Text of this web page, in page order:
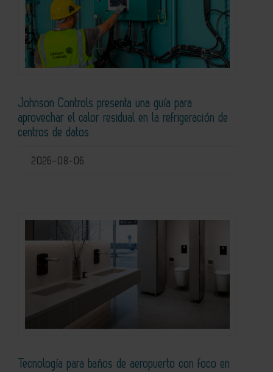
Johnson Controls presenta una guía para
aprovechar el calor residual en la refrigeración de
centros de datos
2026-08-06
Tecnología para baños de aeropuerto con foco en